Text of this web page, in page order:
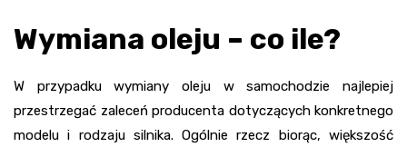
Wymiana oleju – co ile?
W przypadku wymiany oleju w samochodzie najlepiej
przestrzegać zaleceń producenta dotyczących konkretnego
modelu i rodzaju silnika. Ogólnie rzecz biorąc, większość